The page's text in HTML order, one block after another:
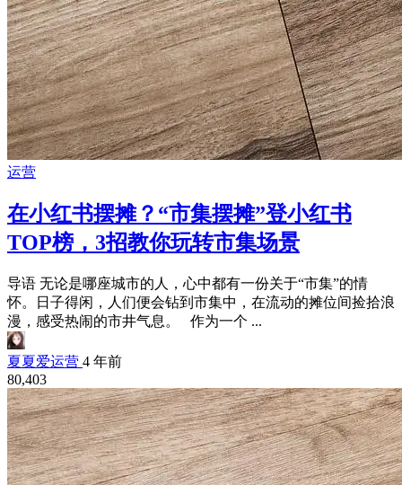
运营
在小红书摆摊？“市集摆摊”登小红书
TOP榜，3招教你玩转市集场景
导语 无论是哪座城市的人，心中都有一份关于“市集”的情
怀。日子得闲，人们便会钻到市集中，在流动的摊位间捡拾浪
漫，感受热闹的市井气息。 作为一个 ...
夏夏爱运营 4 年前
80,403